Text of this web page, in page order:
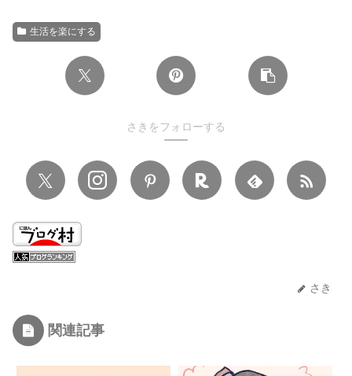
生活を楽にする
さきをフォローする
さき
関連記事